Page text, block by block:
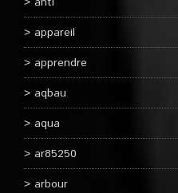
appareil
apprendre
aqbau
aqua
ar85250
arbour